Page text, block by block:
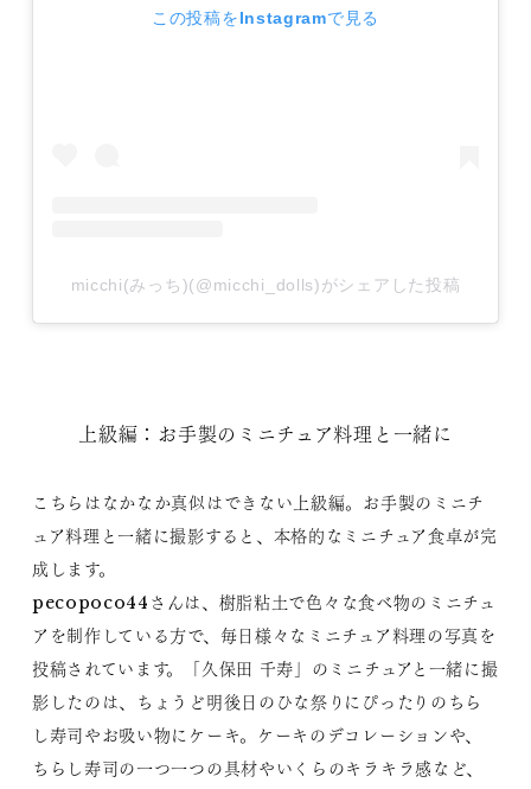
この投稿をInstagramで見る
micchi(みっち)(@micchi_dolls)がシェアした投稿
上級編：お手製のミニチュア料理と一緒に
こちらはなかなか真似はできない上級編。お手製のミニチ
ュア料理と一緒に撮影すると、本格的なミニチュア食卓が完
成します。
pecopoco44さんは、樹脂粘土で色々な食べ物のミニチュ
アを制作している方で、毎日様々なミニチュア料理の写真を
投稿されています。「久保田 千寿」のミニチュアと一緒に撮
影したのは、ちょうど明後日のひな祭りにぴったりのちら
し寿司やお吸い物にケーキ。ケーキのデコレーションや、
ちらし寿司の一つ一つの具材やいくらのキラキラ感など、